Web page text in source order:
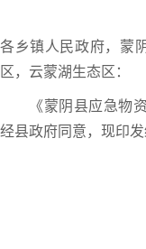
各乡镇人民政府，蒙
区，云蒙湖生态区：
《蒙阴县应急物
经县政府同意，现印